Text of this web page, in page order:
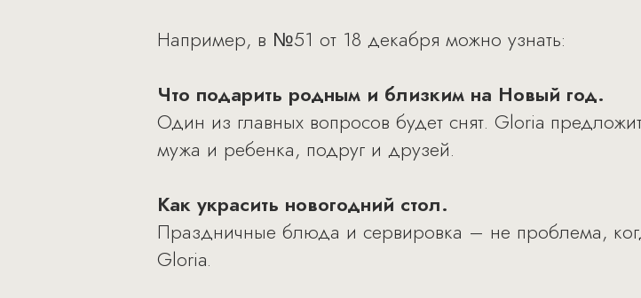
Например, в №51 от 18 декабря можно узнать:
Что подарить родным и близким на Новый год.
Один из главных вопросов будет снят. Gloria
мужа и ребенка, подруг и друзей.
Как украсить новогодний стол.
Праздничные блюда и сервировка – не проблема,
Gloria.